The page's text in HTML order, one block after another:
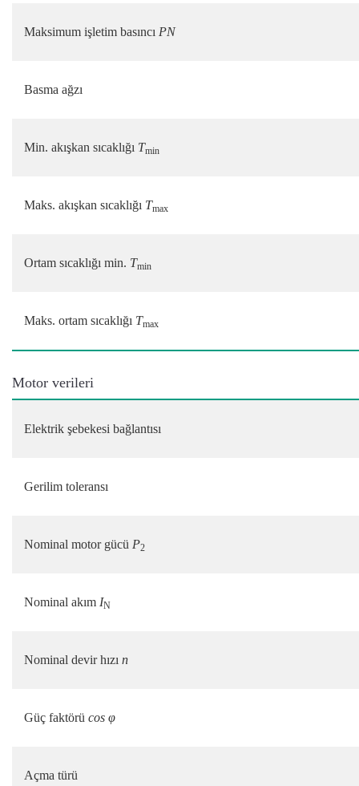
Maksimum işletim basıncı PN
Basma ağzı
Min. akışkan sıcaklığı Tmin
Maks. akışkan sıcaklığı Tmax
Ortam sıcaklığı min. Tmin
Maks. ortam sıcaklığı Tmax
Motor verileri
Elektrik şebekesi bağlantısı
Gerilim toleransı
Nominal motor gücü P2
Nominal akım IN
Nominal devir hızı n
Güç faktörü cos φ
Açma türü